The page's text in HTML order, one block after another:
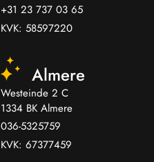
+31 23 737 03 65
KVK: 58597220
Almere
Westeinde 2 C
1334 BK Almere
036-5325759
KVK: 67377459